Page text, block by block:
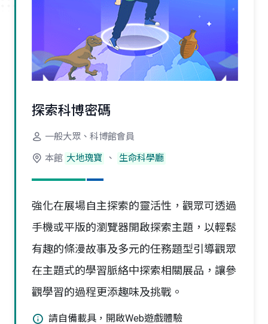
探索科博密碼
一般大眾、科博館會員
本館 大地瑰寶 、 生命科學廳
強化在展場自主探索的靈活性，觀眾可透過
手機或平版的瀏覽器開啟探索主題，以輕鬆
有趣的條漫故事及多元的任務題型引導觀眾
在主題式的學習脈絡中探索相關展品，讓參
觀學習的過程更添趣味及挑戰。
請自備載具，開啟Web遊戲體驗